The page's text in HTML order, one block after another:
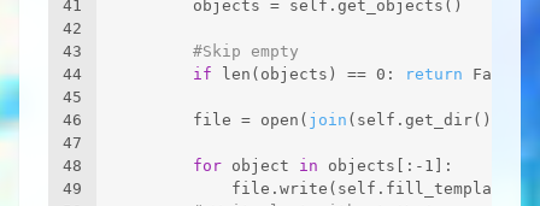
41
42
43
44
45
46
47
48
49
        objects = self.get_objects()
#Skip empty
if len(objects) == 0: return False
        file = open(
join (self.get_dir(),
for object in objects[:-1]: